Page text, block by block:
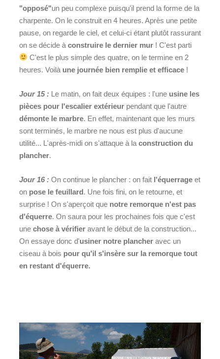
"opposé"un peu complexe puisqu'il prend la forme de la
charpente. On le construit en 4 heures. Après une petite
pause, on regarde le ciel, et celui-ci étant plutôt rassurant
on se décide à construire le dernier mur ! C'est parti
C'est le plus simple des quatre, on le termine en 2
heures. Voilà une journée bien remplie et efficace !
Jour 15 : Le matin, on fait deux équipes : l'une usine les
pièces pour l'escalier extérieur pendant que l'autre
démonte le marbre. En effet, maintenant que les murs
sont terminés, le marbre ne nous est plus d'aucune
utilité... L'après-midi on s'attaque à la construction du
plancher.
Jour 16 : On continue le plancher : on fait l'équerrage et
on pose le feuillard. Une fois fini, on le retourne, et
surprise ! On s'aperçoit que notre remorque n'est pas
d'équerre. On saura pour les prochaines fois que c'est
une chose à vérifier avant le début de la construction...
On essaye donc d'usiner notre plancher avec un
ciseau à bois pour qu'il s'insère sur la remorque tout
en restant d'équerre.